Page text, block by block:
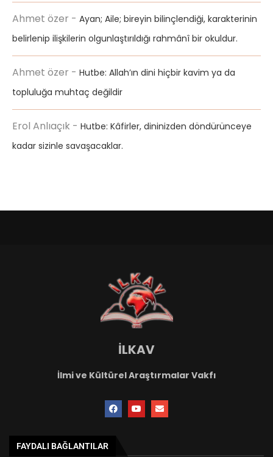
Ahmet özer - Ayan; Aile; bireyin bilinçlendiği, karakterinin
belirlenip ilişkilerin olgunlaştırıldığı rahmânî bir okuldur.
Ahmet özer - Hutbe: Allah’ın dini hiçbir kavim ya da
topluluğa muhtaç değildir
Erol Anlıaçık - Hutbe: Kâfirler, dininizden döndürünceye
kadar sizinle savaşacaklar.
İLKAV
İlmi ve Kültürel Araştırmalar Vakfı
FAYDALI BAĞLANTILAR